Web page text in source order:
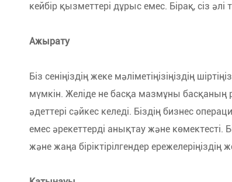
кейбір қызметтері дұрыс емес. Бірақ, сіз
Ажырату
Біз сеніңіздің жеке мәліметіңізіңіздің
мүмкін. Желіде не басқа мазмұны басқаның
әдеттері сәйкес келеді. Біздің бизнес
емес әрекеттерді анықтау және көмектесті.
және жаңа біріктірілгендер ережелеріңіздің